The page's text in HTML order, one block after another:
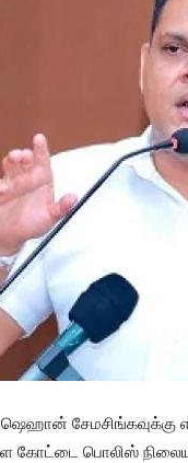
சேமசிங்கவுக்கு
பொலிஸ்